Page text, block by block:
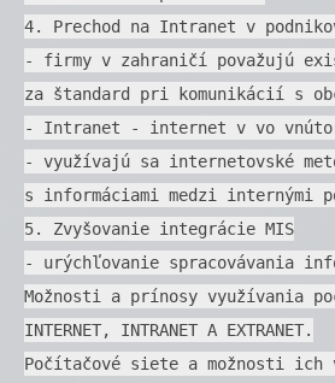
4. Prechod na Intranet v
- firmy v zahraničí považujú
za štandard pri komunikácií s
- Intranet - internet v vo
- využívajú sa internetovské
s informáciami medzi internými
5. Zvyšovanie integrácie MIS
- urýchľovanie spracovávania
Možnosti a prínosy využívania
INTERNET, INTRANET A EXTRANET.
Počítačové siete a možnosti